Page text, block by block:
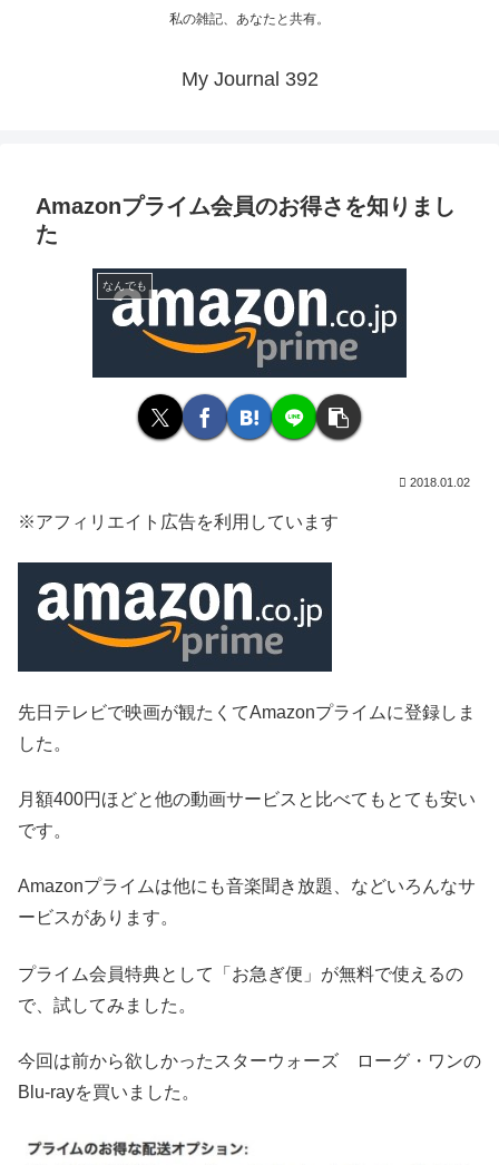
私の雑記、あなたと共有。
My Journal 392
Amazonプライム会員のお得さを知りまし
た
なんでも
2018.01.02
※アフィリエイト広告を利用しています
先日テレビで映画が観たくてAmazonプライムに登録しま
した。
月額400円ほどと他の動画サービスと比べてもとても安い
です。
Amazonプライムは他にも音楽聞き放題、などいろんなサ
ービスがあります。
プライム会員特典として「お急ぎ便」が無料で使えるの
で、試してみました。
今回は前から欲しかったスターウォーズ ローグ・ワンの
Blu-rayを買いました。